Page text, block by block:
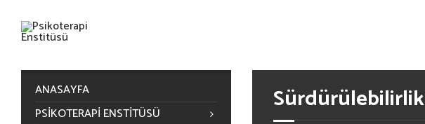
Sürdürülebilirlik
ANASAYFA
PSIKOTERAPI ENSTITÜSÜ